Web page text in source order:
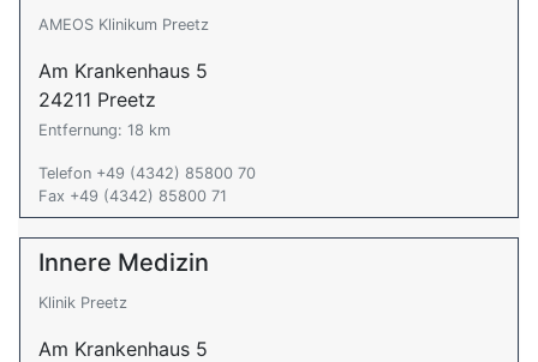
AMEOS Klinikum Preetz
Am Krankenhaus 5
24211 Preetz
Entfernung: 18 km
Telefon +49 (4342) 85800 70
Fax +49 (4342) 85800 71
Innere Medizin
Klinik Preetz
Am Krankenhaus 5